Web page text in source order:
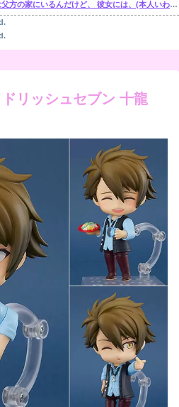
るんだけど、 彼女には、(本人いわく)霊感があるらしい。【再】
リッシュセブン 十龍